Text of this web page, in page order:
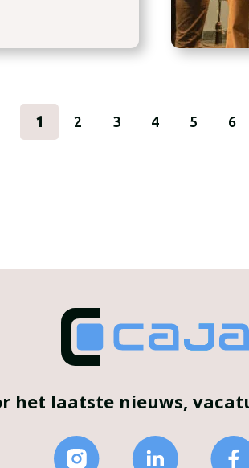
1 2 3 4 5 6
het laatste nieuws,